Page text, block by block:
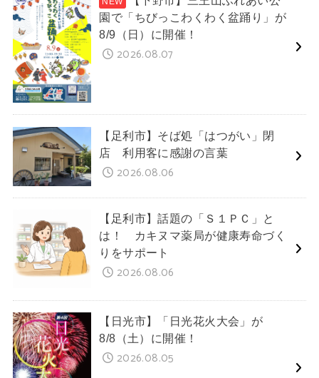
園で「ちびっこわくわく盆踊り」が
8/9（日）に開催！
2026.08.07
【足利市】そば処「はつがい」閉
店 利用客に感謝の言葉
2026.08.06
【足利市】話題の「Ｓ１ＰＣ」と
は！ カキヌマ薬局が健康寿命づく
りをサポート
2026.08.06
【日光市】「日光花火大会」が
8/8（土）に開催！
2026.08.05